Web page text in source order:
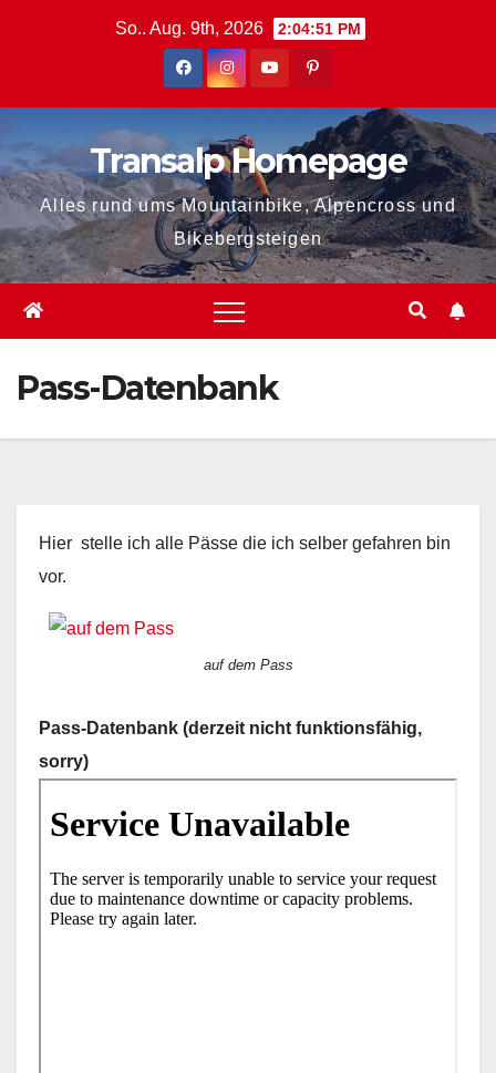
So.. Aug. 9th, 2026 2:04:51 PM
Transalp Homepage
Alles rund ums Mountainbike, Alpencross und
Bikebergsteigen
Pass-Datenbank
Hier stelle ich alle Pässe die ich selber gefahren bin
vor.
auf dem Pass
Pass-Datenbank (derzeit nicht funktionsfähig,
sorry)